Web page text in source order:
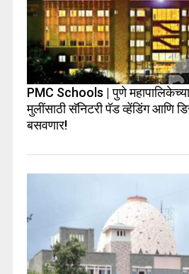
PMC Schools | पुणे महापालिकेच्या
मुलींसाठी सॅनिटरी पॅड व्हेंडिंग आणि
बसवणार!